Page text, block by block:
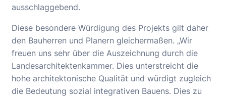
ausschlaggebend.
Diese besondere Würdigung des Projekts gilt daher
den Bauherren und Planern gleichermaßen. „Wir
freuen uns sehr über die Auszeichnung durch die
Landesarchitektenkammer. Dies unterstreicht die
hohe architektonische Qualität und würdigt zugleich
die Bedeutung sozial integrativen Bauens. Dies zu